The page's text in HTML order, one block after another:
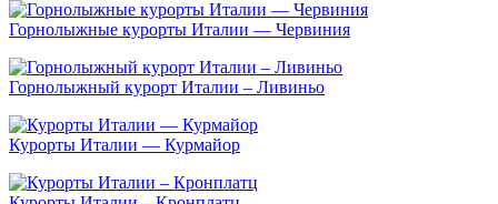
Горнолыжные курорты Италии — Червиния
Горнолыжный курорт Италии – Ливиньо
Курорты Италии — Курмайор